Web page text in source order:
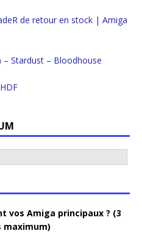
de retour en stock | Amiga
Stardust – Bloodhouse
vos Amiga principaux ? (3
maximum)